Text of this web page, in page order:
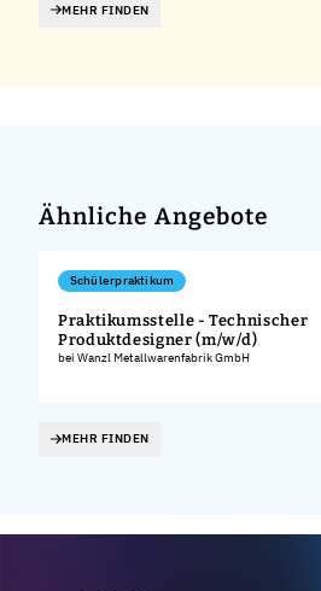
MEHR FINDEN
Ähnliche Angebote
Schülerpraktikum
Praktikumsstelle - Technischer
Produktdesigner (m/w/d)
bei Wanzl Metallwarenfabrik GmbH
MEHR FINDEN